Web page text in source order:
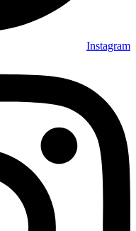
Instagram